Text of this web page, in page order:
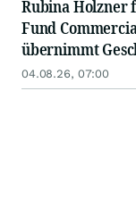
Rubina Holzner
Fund
übernimmt
Fundamenta
04.08.26, 07:00